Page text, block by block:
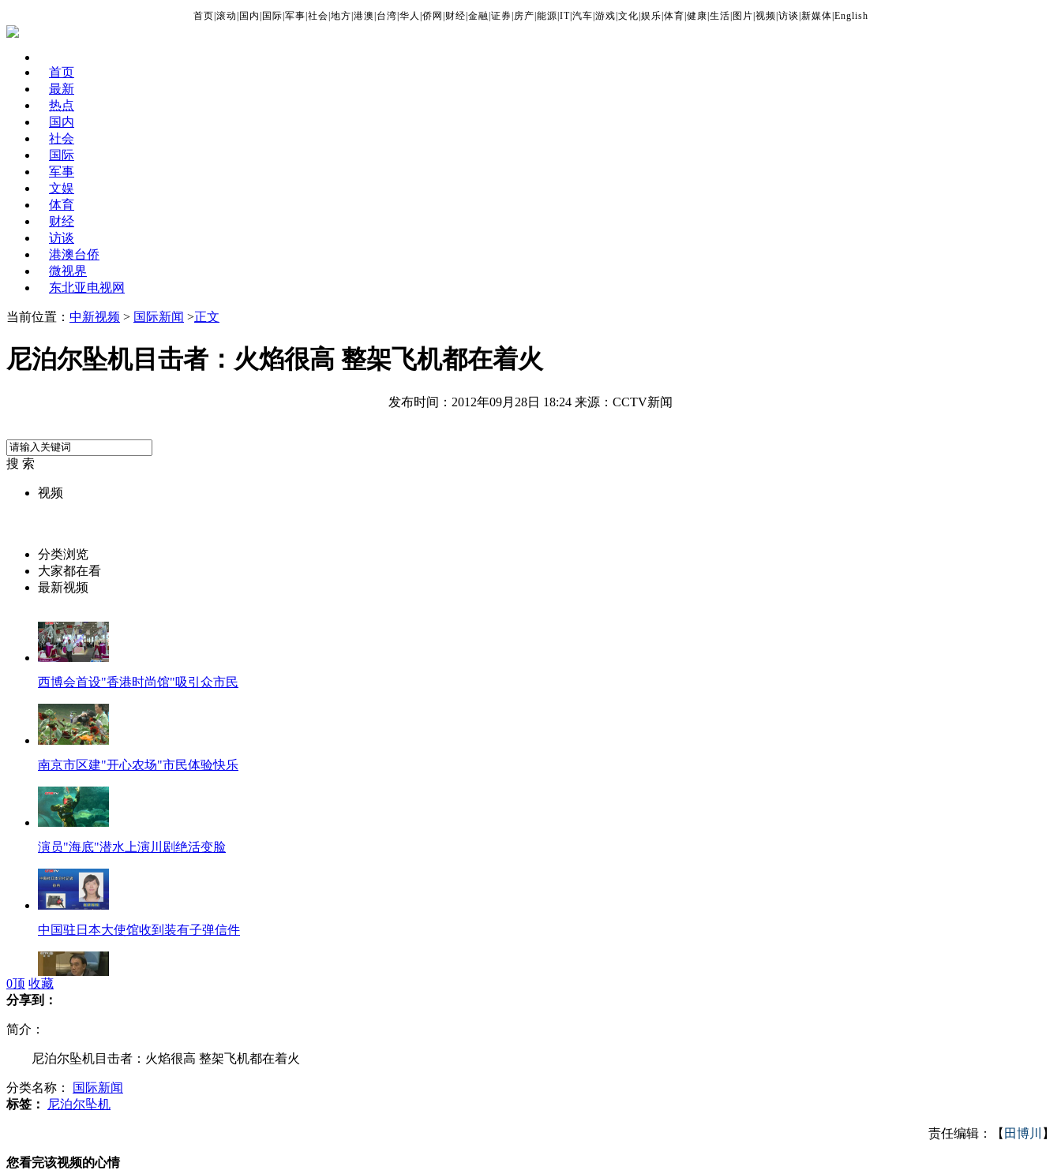
首页 滚动 国内 国际 军事 社会 地方 港澳 台湾 华人 侨网 财经 金融 证券 房产 能源 IT| 汽车 游戏 文化 娱乐 体育 健康 生活 图片 视频 访谈 新媒体 English
首页
最新
热点
国内
社会
国际
军事
文娱
体育
财经
访谈
港澳台侨
微视界
东北亚电视网
当前位置： 中新视频 > 国际新闻 >正文
尼泊尔坠机目击者：火焰很高 整架飞机都在着火
发布时间：2012年09月28日 18:24 来源：CCTV新闻
搜 索
视频
分类浏览
大家都在看
最新视频
西博会首设"香港时尚馆"吸引众市民
南京市区建"开心农场"市民体验快乐
演员"海底"潜水上演川剧绝活变脸
中国驻日本大使馆收到装有子弹信件
日防卫省邀地方官员试乘"鱼鹰"遇冷
0顶 收藏
分享到：
简介：
尼泊尔坠机目击者：火焰很高 整架飞机都在着火
分类名称：
国际新闻
标签：
尼泊尔坠机
责任编辑：【 田博川 】
您看完该视频的心情